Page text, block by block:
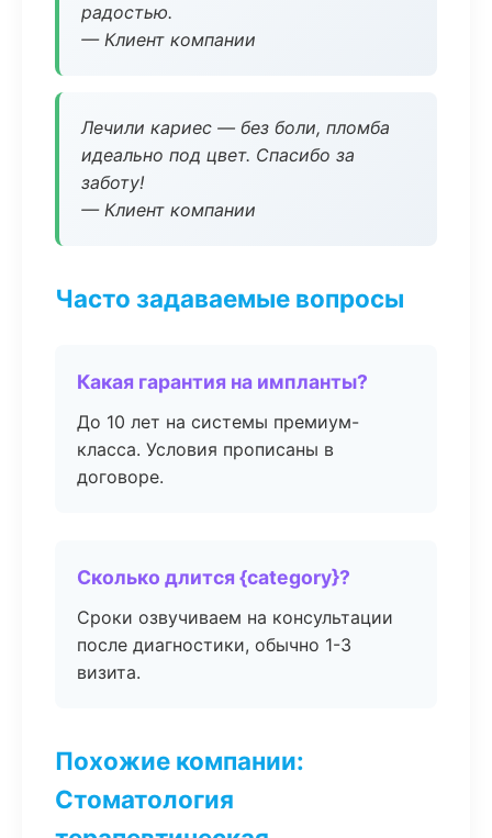
радостью.
— Клиент компании
Лечили кариес — без боли, пломба
идеально под цвет. Спасибо за
заботу!
— Клиент компании
Часто задаваемые вопросы
Какая гарантия на импланты?
До 10 лет на системы премиум-
класса. Условия прописаны в
договоре.
Сколько длится {category}?
Сроки озвучиваем на консультации
после диагностики, обычно 1-3
визита.
Похожие компании:
Стоматология